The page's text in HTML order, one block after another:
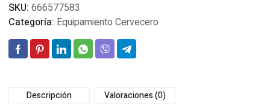
SKU: 666577583
Categoría: Equipamiento Cervecero
Descripción Valoraciones (0)